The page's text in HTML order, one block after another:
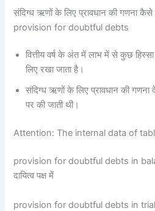
संदिग्ध ऋणों के लिए प्रावधान की गणना
provision for doubtful debts
वित्तीय वर्ष के अंत में लाभ में से कुछ
लिए रखा जाता है।
संदिग्ध ऋणों के लिए प्रावधान की गणना
पर की जाती थी।
Attention: The internal data of
provision for doubtful debts in
दायित्व पक्ष में
provision for doubtful debts in